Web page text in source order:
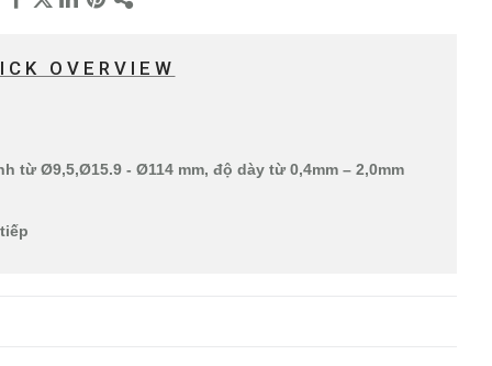
OVERVIEW
từ Ø9,5,Ø15.9 - Ø114 mm, độ dày từ 0,4mm – 2,0mm